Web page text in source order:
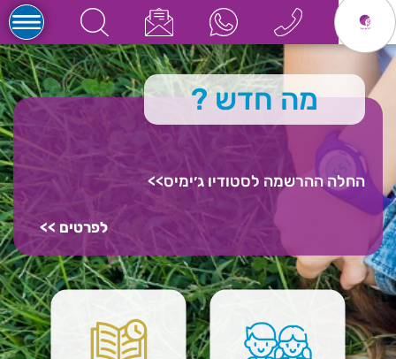
מה חדש ?
החלה ההרשמה לסטודיו ג׳ימיס>>
לפרטים >>